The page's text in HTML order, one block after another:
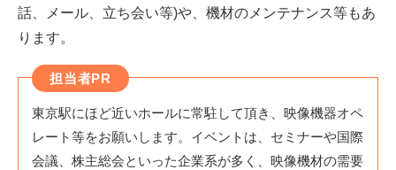
話、メール、立ち会い等)や、機材のメンテナンス等もあ
ります。
担当者PR
東京駅にほど近いホールに常駐して頂き、映像機器オペ
レート等をお願いします。イベントは、セミナーや国際
会議、株主総会といった企業系が多く、映像機材の需要